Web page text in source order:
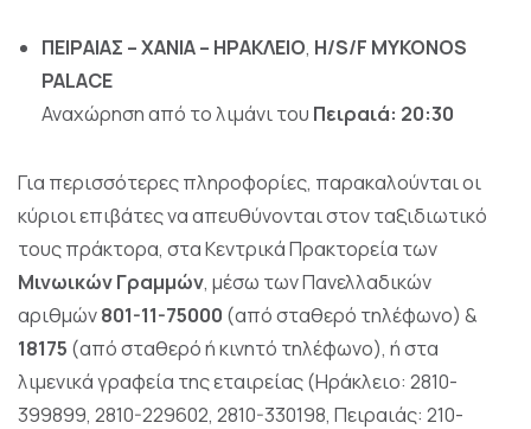
ΠΕΙΡΑΙΑΣ – ΧΑNIA– HΡΑΚΛΕΙΟ, H/S/F MYKONOS
PALACE
Αναχώρηση από το λιμάνι του Πειραιά: 20:30
Για περισσότερες πληροφορίες, παρακαλούνται οι
κύριοι επιβάτες να απευθύνονται στον ταξιδιωτικό
τους πράκτορα, στα Κεντρικά Πρακτορεία των
Μινωικών Γραμμών, μέσω των Πανελλαδικών
αριθμών801-11-75000 (από σταθερό τηλέφωνο) &
18175 (από σταθερό ή κινητό τηλέφωνο), ή στα
λιμενικά γραφεία της εταιρείας (Ηράκλειο: 2810-
399899, 2810-229602, 2810-330198, Πειραιάς: 210-